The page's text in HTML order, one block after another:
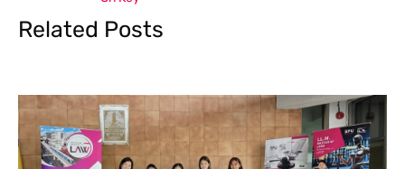
Related Posts